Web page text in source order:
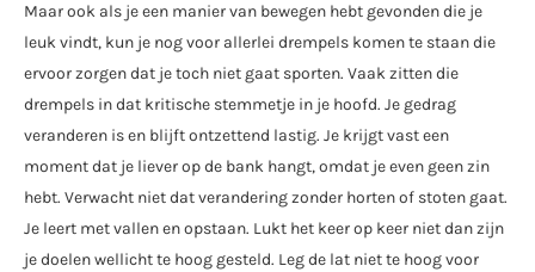
Maar ook als je een manier van bewegen hebt gevonden die je
leuk vindt, kun je nog voor allerlei drempels komen te staan die
ervoor zorgen dat je toch niet gaat sporten. Vaak zitten die
drempels in dat kritische stemmetje in je hoofd. Je gedrag
veranderen is en blijft ontzettend lastig. Je krijgt vast een
moment dat je liever op de bank hangt, omdat je even geen zin
hebt. Verwacht niet dat verandering zonder horten of stoten gaat.
Je leert met vallen en opstaan. Lukt het keer op keer niet dan zijn
je doelen wellicht te hoog gesteld. Leg de lat niet te hoog voor